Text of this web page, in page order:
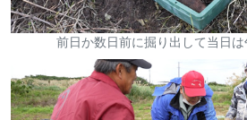
前日か数日前に掘り出して当日